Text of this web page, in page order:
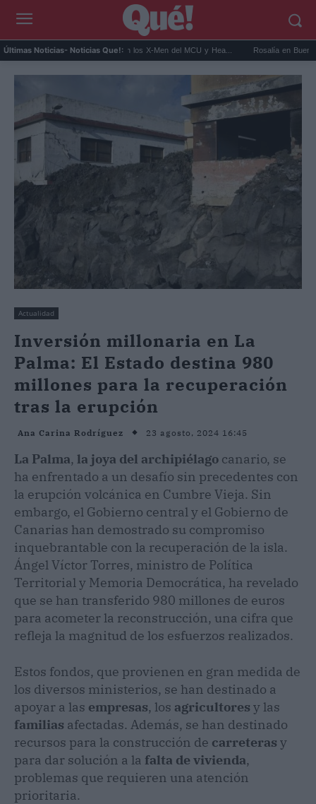
Últimas Noticias- Noticias Que!:
Connor será Cíclope en los X-Men del MCU y Hea... Rosalía en Buenos Aires:
Actualidad
Inversión millonaria en La
Palma: El Estado destina 980
millones para la recuperación
tras la erupción
Ana Carina Rodríguez 23 agosto, 2024 16:45
La Palma, la joya del archipiélago canario, se
ha enfrentado a un desafío sin precedentes con
la erupción volcánica en Cumbre Vieja. Sin
embargo, el Gobierno central y el Gobierno de
Canarias han demostrado su compromiso
inquebrantable con la recuperación de la isla.
Ángel Víctor Torres, ministro de Política
Territorial y Memoria Democrática, ha revelado
que se han transferido 980 millones de euros
para acometer la reconstrucción, una cifra que
refleja la magnitud de los esfuerzos realizados.
Estos fondos, que provienen en gran medida de
los diversos ministerios, se han destinado a
apoyar a las empresas, los agricultores y las
familias afectadas. Además, se han destinado
recursos para la construcción de carreteras y
para dar solución a la falta de vivienda,
problemas que requieren una atención
prioritaria.